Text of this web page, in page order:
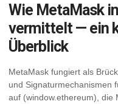
Wie MetaMask
vermittelt — ein
Überblick
MetaMask fungiert als
und Signaturmechanismen
auf (window.ethereum), die